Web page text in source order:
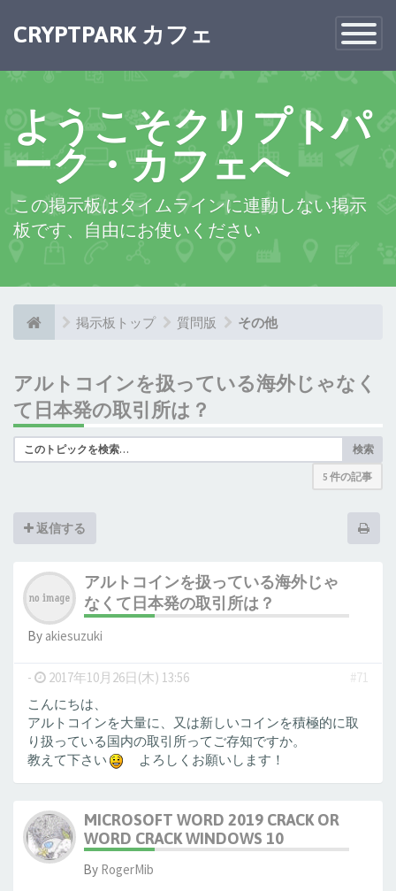
Toggle
CRYPTPARK カフェ ×
ようこそクリプトパ
ーク・カフェへ
この掲示板はタイムラインに連動しない掲示
板です、自由にお使いください
掲示板トップ 質問版 その他
アルトコインを扱っている海外じゃなく
て日本発の取引所は？
検索
5 件の記事
返信する
アルトコインを扱っている海外じゃ
なくて日本発の取引所は？
By akiesuzuki
- 2017年10月26日(木) 13:56
#71
こんにちは、
アルトコインを大量に、又は新しいコインを積極的に取
り扱っている国内の取引所ってご存知ですか。
教えて下さい
よろしくお願いします！
MICROSOFT WORD 2019 CRACK OR
WORD CRACK WINDOWS 10
By RogerMib